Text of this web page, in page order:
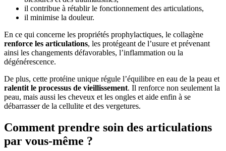
il contribue à rétablir le fonctionnement des articulations,
il minimise la douleur.
En ce qui concerne les propriétés prophylactiques, le collagène
renforce les articulations, les protégeant de l’usure et prévenant
ainsi les changements défavorables, l’inflammation ou la
dégénérescence.
De plus, cette protéine unique régule l’équilibre en eau de la peau et
ralentit le processus de vieillissement. Il renforce non seulement la
peau, mais aussi les cheveux et les ongles et aide enfin à se
débarrasser de la cellulite et des vergetures.
Comment prendre soin des articulations
par vous-même ?